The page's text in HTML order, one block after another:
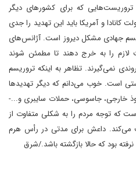
تروریست‌هایی که برای کشور‌‌های دیگر
و آمریکا باید این تهدید را جدی
جهادی مشکل دیروز است. آژانس‌های
لازم را به خرج دهند تا مطمئن شوند
نمی‌گیرند. تظاهر به اینکه تروریسم
است. خوب می‌دانم که دیگر تهدیدها
خارجی، جاسوسی، حملات سایبری و...-
که توجه مردم را به شکلی متفاوت از
می‌کند. داعش برای مدتی در رأس هرم
بود که حالا بازگشته باشد./شرق